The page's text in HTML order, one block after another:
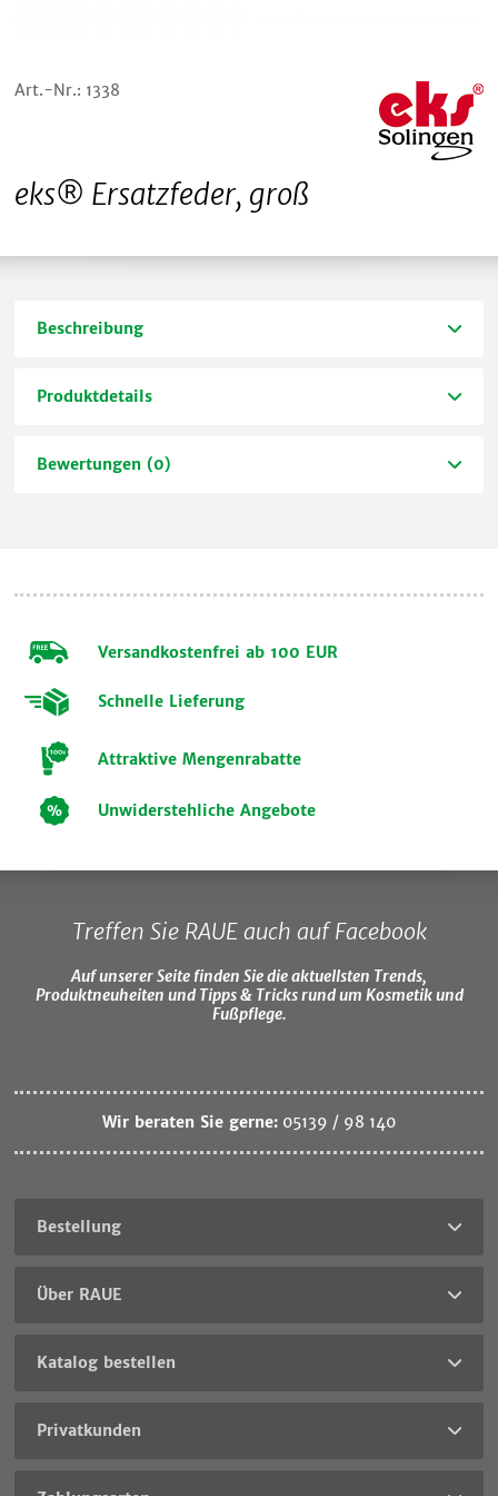
Art.-Nr.: 1338
eks® Ersatzfeder, groß
Beschreibung
Produktdetails
Bewertungen (0)
Versandkostenfrei ab 100 EUR
Schnelle Lieferung
Attraktive Mengenrabatte
Unwiderstehliche Angebote
Treffen Sie RAUE auch auf Facebook
Auf unserer Seite finden Sie die aktuellsten Trends,
Produktneuheiten und Tipps & Tricks rund um Kosmetik und
Fußpflege.
Wir beraten Sie gerne: 05139 / 98 140
Bestellung
Über RAUE
Katalog bestellen
Privatkunden